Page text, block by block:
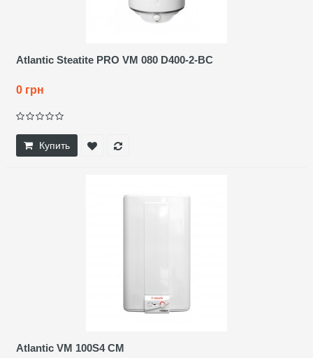
Atlantic Steatite PRO VM 080 D400-2-BC
0 грн
Купить
Atlantic VM 100S4 CM